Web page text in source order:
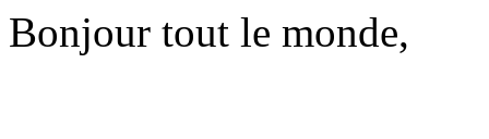
Bonjour tout le monde,